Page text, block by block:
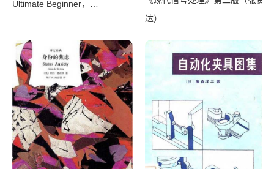
Ultimate Beginner，
Guides to Master C#
Programming Quickly with No
Experience（Mark Reed）
（2022）
达）